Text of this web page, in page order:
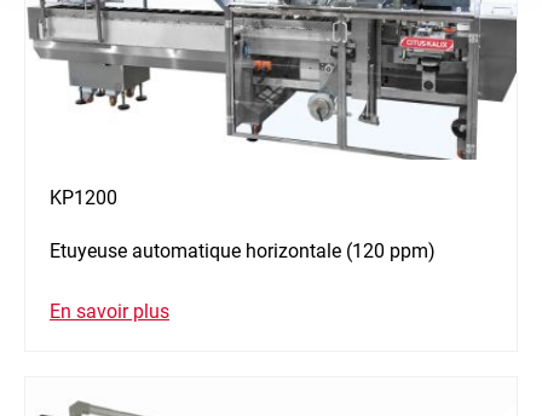
KP1200
Etuyeuse automatique horizontale (120 ppm)
En savoir plus